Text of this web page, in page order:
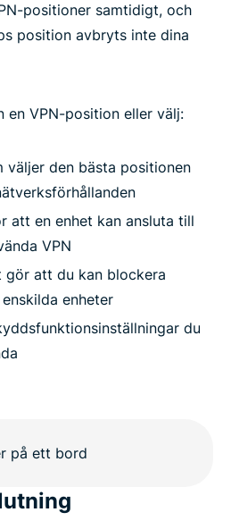
positioner samtidigt, och
position avbryts inte dina
en VPN-position eller välj:
väljer den bästa positionen
att en enhet kan ansluta till
VPN
gör att du kan blockera
enheter
du